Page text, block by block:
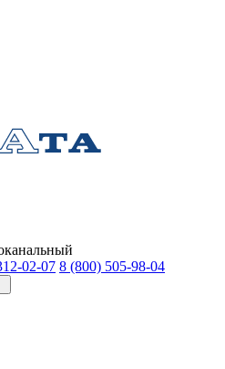
02-07 8 (800) 505-98-04